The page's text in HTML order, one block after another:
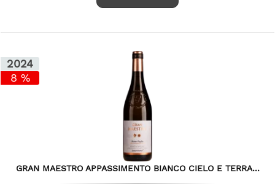
2024
8 %
GRAN MAESTRO APPASSIMENTO BIANCO CIELO E TERRA...